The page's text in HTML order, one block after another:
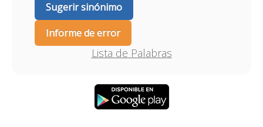
Sugerir sinónimo
Informe de error
Lista de Palabras